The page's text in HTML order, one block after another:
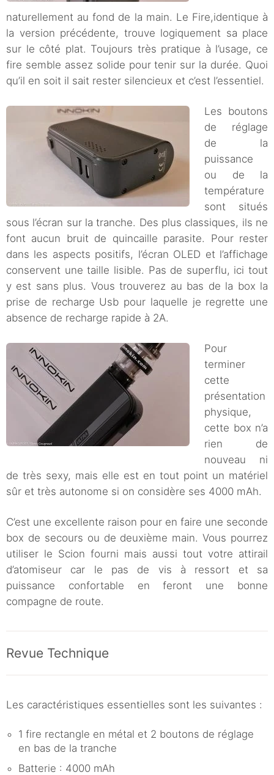
naturellement au fond de la main. Le Fire,identique à
la version précédente, trouve logiquement sa place
sur le côté plat. Toujours très pratique à l’usage, ce
fire semble assez solide pour tenir sur la durée. Quoi
qu’il en soit il sait rester silencieux et c’est l’essentiel.
Les boutons
de réglage
de la
puissance
ou de la
température
sont situés
sous l’écran sur la tranche. Des plus classiques, ils ne
font aucun bruit de quincaille parasite. Pour rester
dans les aspects positifs, l’écran OLED et l’affichage
conservent une taille lisible. Pas de superflu, ici tout
y est sans plus. Vous trouverez au bas de la box la
prise de recharge Usb pour laquelle je regrette une
absence de recharge rapide à 2A.
Pour
terminer
cette
présentation
physique,
cette box n’a
rien de
nouveau ni
de très sexy, mais elle est en tout point un matériel
sûr et très autonome si on considère ses 4000 mAh.
C’est une excellente raison pour en faire une seconde
box de secours ou de deuxième main. Vous pourrez
utiliser le Scion fourni mais aussi tout votre attirail
d’atomiseur car le pas de vis à ressort et sa
puissance confortable en feront une bonne
compagne de route.
Revue Technique
Les caractéristiques essentielles sont les suivantes :
1 fire rectangle en métal et 2 boutons de réglage
en bas de la tranche
Batterie : 4000 mAh